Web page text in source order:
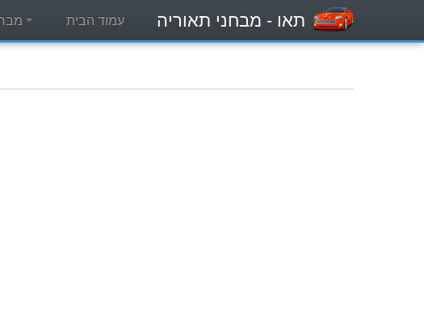
תאו - מבחני תאוריה עמוד הבית